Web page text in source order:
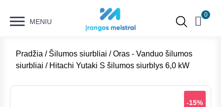
MENIU
0
Pradžia / Šilumos siurbliai /Oras - Vanduo šilumos
siurbliai / Hitachi Yutaki S šilumos siurblys 6,0 kW
-15%